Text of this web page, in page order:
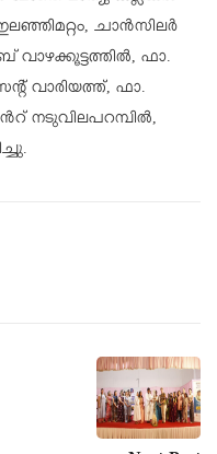
ചാൻസിലർ
ഫാ.
വാരിയത്ത്, ഫാ.
നടുവിലപറമ്പിൽ,